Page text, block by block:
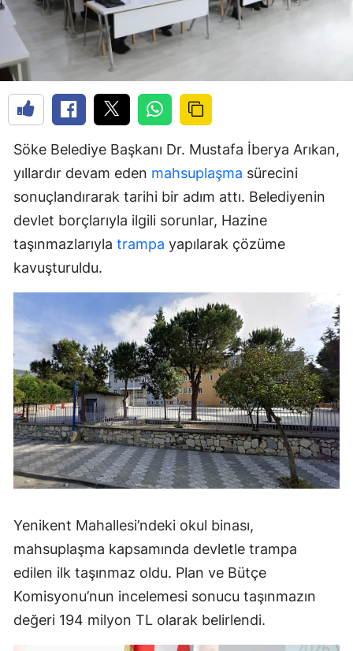
Söke Belediye Başkanı Dr. Mustafa İberya Arıkan,
yıllardır devam eden mahsuplaşma sürecini
sonuçlandırarak tarihi bir adım attı. Belediyenin
devlet borçlarıyla ilgili sorunlar, Hazine
taşınmazlarıyla trampa yapılarak çözüme
kavuşturuldu.
Yenikent Mahallesi’ndeki okul binası,
mahsuplaşma kapsamında devletle trampa
edilen ilk taşınmaz oldu. Plan ve Bütçe
Komisyonu’nun incelemesi sonucu taşınmazın
değeri 194 milyon TL olarak belirlendi.